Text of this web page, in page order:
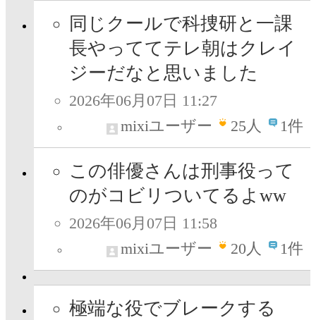
同じクールで科捜研と一課
長やっててテレ朝はクレイ
ジーだなと思いました
2026年06月07日 11:27
mixiユーザー
25人 1件
この俳優さんは刑事役って
のがコビリついてるよww
2026年06月07日 11:58
mixiユーザー
20人 1件
極端な役でブレークする